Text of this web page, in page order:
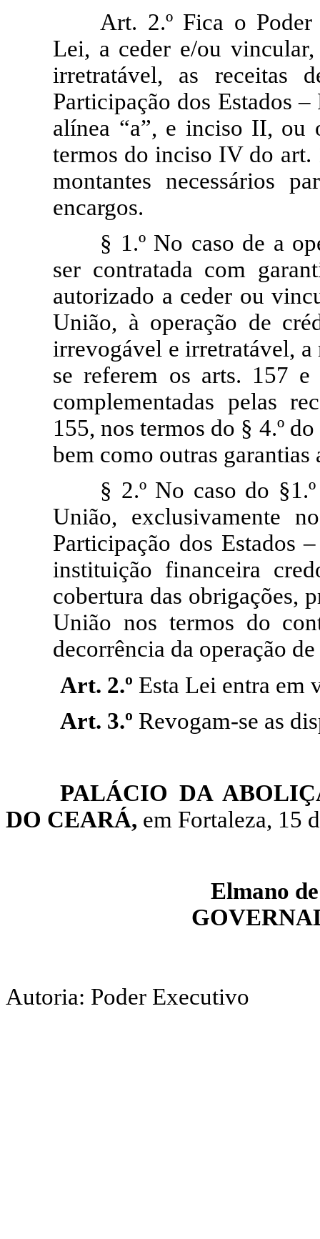
Art. 2.º Fica o
Lei, a ceder e/ou
irretratável, as receitas
Participação dos Estados
alínea “a”, e inciso II, ou
termos do inciso IV do art.
montantes necessários
encargos.
§ 1.º No caso de a
ser contratada com
autorizado a ceder ou
União, à operação de
irrevogável e irretratável, a
se referem os arts. 157
complementadas pelas
155, nos termos do § 4.º
bem como outras
§ 2.º No caso do
União, exclusivamente
Participação dos Estados
instituição financeira
cobertura das obrigações,
União nos termos do
decorrência da operação
Art. 2.º Esta Lei entra em
Art. 3.º Revogam-se as
PALÁCIO DA
DO CEARÁ, em Fortaleza, 15
Elmano
Autoria: Poder Executivo